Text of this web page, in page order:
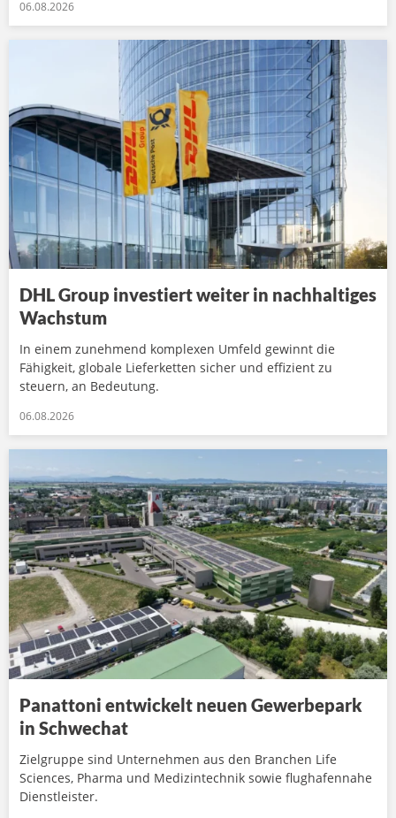
06.08.2026
DHL Group investiert weiter in nachhaltiges
Wachstum
In einem zunehmend komplexen Umfeld gewinnt die
Fähigkeit, globale Lieferketten sicher und effizient zu
steuern, an Bedeutung.
06.08.2026
Panattoni entwickelt neuen Gewerbepark
in Schwechat
Zielgruppe sind Unternehmen aus den Branchen Life
Sciences, Pharma und Medizintechnik sowie flughafennahe
Dienstleister.